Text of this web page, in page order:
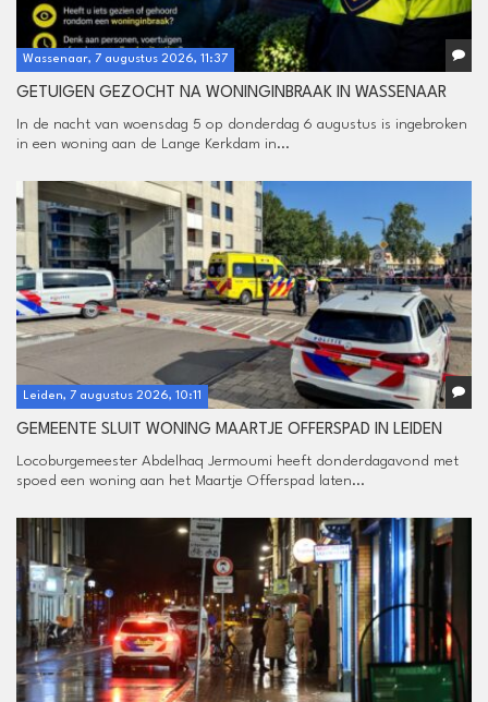
Wassenaar, 7 augustus 2026, 11:37
GETUIGEN GEZOCHT NA WONINGINBRAAK IN WASSENAAR
In de nacht van woensdag 5 op donderdag 6 augustus is ingebroken
in een woning aan de Lange Kerkdam in...
Leiden, 7 augustus 2026, 10:11
GEMEENTE SLUIT WONING MAARTJE OFFERSPAD IN LEIDEN
Locoburgemeester Abdelhaq Jermoumi heeft donderdagavond met
spoed een woning aan het Maartje Offerspad laten...